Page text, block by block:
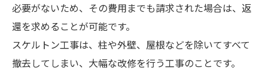
必要がないため、その費用までも請求された場合は、返
還を求めることが可能です。
スケルトン工事は、柱や外壁、屋根などを除いてすべて
撤去してしまい、大幅な改修を行う工事のことです。